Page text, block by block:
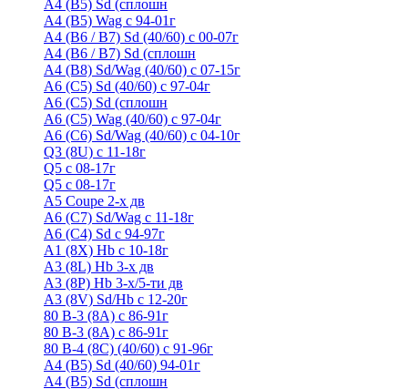
A4 (B5) Sd (сплошн
A4 (B5) Wag с 94-01г
A4 (B6 / B7) Sd (40/60) с 00-07г
A4 (B6 / B7) Sd (сплошн
A4 (B8) Sd/Wag (40/60) с 07-15г
A6 (С5) Sd (40/60) с 97-04г
A6 (С5) Sd (сплошн
A6 (С5) Wag (40/60) с 97-04г
A6 (С6) Sd/Wag (40/60) c 04-10г
Q3 (8U) с 11-18г
Q5 с 08-17г
Q5 с 08-17г
А5 Coupe 2-х дв
А6 (C7) Sd/Wag с 11-18г
А6 (С4) Sd с 94-97г
A1 (8X) Hb с 10-18г
A3 (8L) Hb 3-х дв
A3 (8P) Hb 3-х/5-ти дв
A3 (8V) Sd/Hb c 12-20г
80 B-3 (8A) с 86-91г
80 В-3 (8А) с 86-91г
80 B-4 (8С) (40/60) с 91-96г
A4 (B5) Sd (40/60) 94-01г
A4 (B5) Sd (сплошн